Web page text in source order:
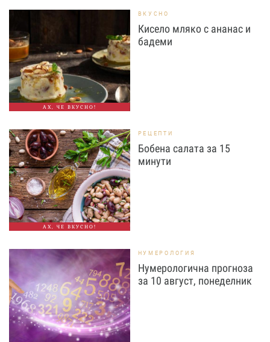
АХ, ЧЕ ВКУСНО!
ВКУСНО
Кисело мляко с ананас и
бадеми
АХ, ЧЕ ВКУСНО!
РЕЦЕПТИ
Бобена салата за 15
минути
НУМЕРОЛОГИЯ
Нумерологична прогноза
за 10 август, понеделник